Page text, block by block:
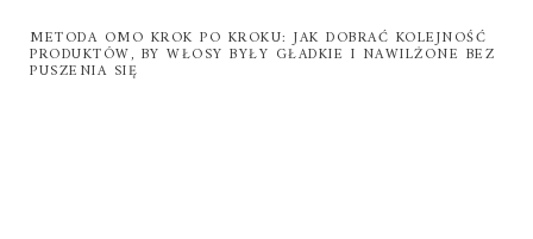
METODA OMO KROK PO KROKU: JAK DOBRAĆ KOLEJNOŚĆ
PRODUKTÓW, BY WŁOSY BYŁY GŁADKIE I NAWILŻONE BEZ
PUSZENIA SIĘ